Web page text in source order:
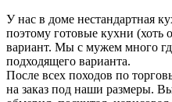
У нас в доме нестандартная
поэтому готовые кухни
вариант. Мы с мужем много
подходящего варианта.
После всех походов по
на заказ под наши размеры.